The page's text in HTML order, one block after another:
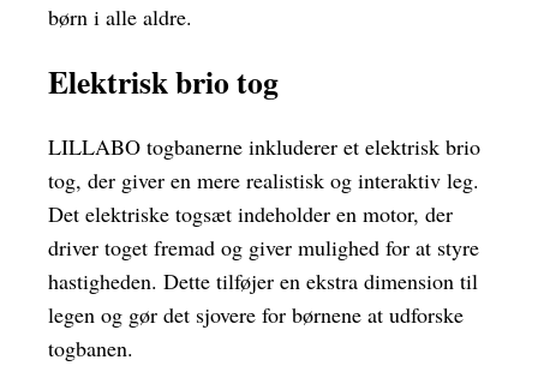
børn i alle aldre.
Elektrisk brio tog
LILLABO togbanerne inkluderer et elektrisk brio
tog, der giver en mere realistisk og interaktiv leg.
Det elektriske togsæt indeholder en motor, der
driver toget fremad og giver mulighed for at styre
hastigheden. Dette tilføjer en ekstra dimension til
legen og gør det sjovere for børnene at udforske
togbanen.